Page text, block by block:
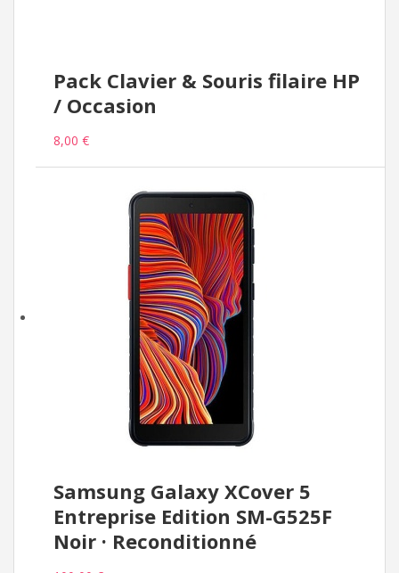
Pack Clavier & Souris filaire HP
/ Occasion
8,00 €
Samsung Galaxy XCover 5
Entreprise Edition SM-G525F
Noir · Reconditionné